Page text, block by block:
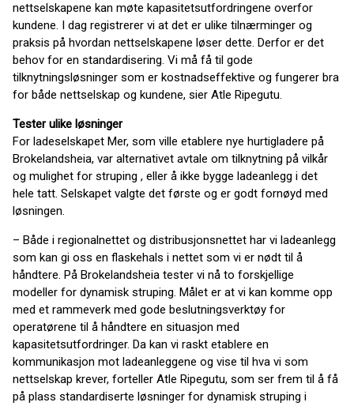
nettselskapene kan møte kapasitetsutfordringene overfor
kundene. I dag registrerer vi at det er ulike tilnærminger og
praksis på hvordan nettselskapene løser dette. Derfor er det
behov for en standardisering. Vi må få til gode
tilknytningsløsninger som er kostnadseffektive og fungerer bra
for både nettselskap og kundene, sier Atle Ripegutu.
Tester ulike løsninger
For ladeselskapet Mer, som ville etablere nye hurtigladere på
Brokelandsheia, var alternativet avtale om tilknytning på vilkår
og mulighet for struping , eller å ikke bygge ladeanlegg i det
hele tatt. Selskapet valgte det første og er godt fornøyd med
løsningen.
– Både i regionalnettet og distribusjonsnettet har vi ladeanlegg
som kan gi oss en flaskehals i nettet som vi er nødt til å
håndtere. På Brokelandsheia tester vi nå to forskjellige
modeller for dynamisk struping. Målet er at vi kan komme opp
med et rammeverk med gode beslutningsverktøy for
operatørene til å håndtere en situasjon med
kapasitetsutfordringer. Da kan vi raskt etablere en
kommunikasjon mot ladeanleggene og vise til hva vi som
nettselskap krever, forteller Atle Ripegutu, som ser frem til å få
på plass standardiserte løsninger for dynamisk struping i